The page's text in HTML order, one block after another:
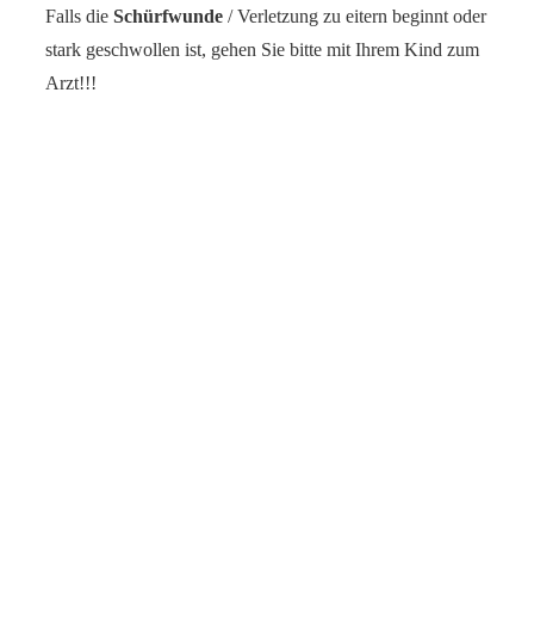
Falls die Schürfwunde / Verletzung zu eitern beginnt oder
stark geschwollen ist, gehen Sie bitte mit Ihrem Kind zum
Arzt!!!